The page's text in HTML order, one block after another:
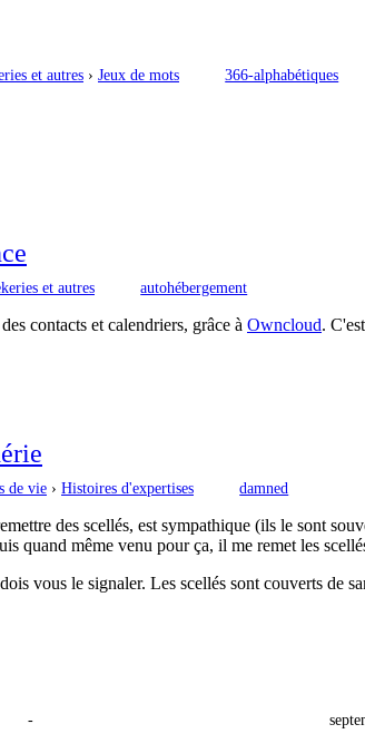
et autres › Jeux de mots 366-alphabétiques
et autres autohébergement
contacts et calendriers, grâce à Owncloud.
de vie › Histoires d'expertises damned
des scellés, est sympathique (ils le sont
quand même venu pour ça, il me remet les
vous le signaler. Les scellés sont couverts de
-